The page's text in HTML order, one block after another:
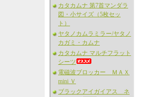
カタカムナ 第7首マンダラ
図・小サイズ（5枚セッ
ト）
ヤタノカムラミラー/ヤタノ
カガミ・カムナ
カタカムナ マルチフラット
シーツ
電磁波ブロッカー ＭＡＸ
mini Ｖ
ブラックアイガイアス ネ